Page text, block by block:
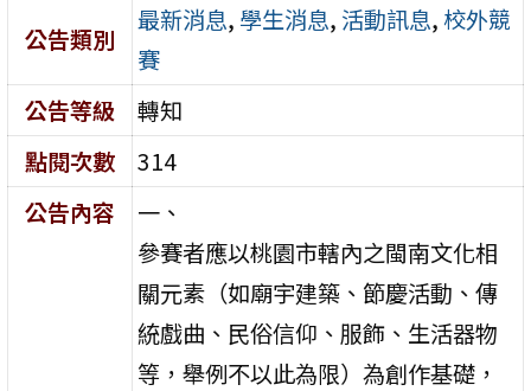
公告類別
最新消息, 學生消息, 活動訊息,校外競
賽
公告等級
轉知
點閱次數
314
公告內容
一、
參賽者應以桃園市轄內之閩南文化相
關元素（如廟宇建築、節慶活動、傳
統戲曲、民俗信仰、服飾、生活器物
等，舉例不以此為限）為創作基礎，